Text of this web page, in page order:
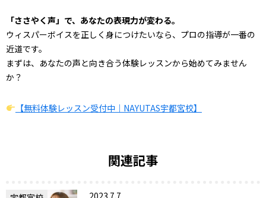
「ささやく声」で、あなたの表現力が変わる。
ウィスパーボイスを正しく身につけたいなら、プロの指導が一番の
近道です。
まずは、あなたの声と向き合う体験レッスンから始めてみません
か？
【無料体験レッスン受付中｜NAYUTAS宇都宮校】
関連記事
2023.7.7